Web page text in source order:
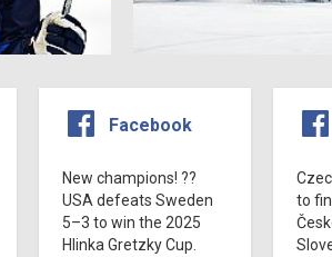
Facebook
New champions! ??
USA defeats Sweden
5–3 to win the 2025
Hlinka Gretzky Cup.
to